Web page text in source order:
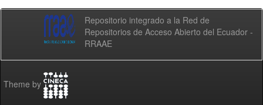
Repositorio integrado a la Red de
Repositorios de Acceso Abierto del Ecuador -
RRAAE
Theme by